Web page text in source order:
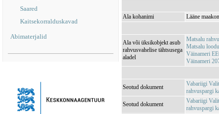
Saared
Kaitsekorralduskavad
Abimaterjalid
Ala kohanimi Lääne
Ala või üksikobjekt asub
rahvusvahelise tähtsusega
aladel
Matsalu
Matsalu
Väinameri
Väinameri
Seotud dokument
Vabariigi
rahvuspargi
Seotud dokument
Vabariigi
rahvuspargi